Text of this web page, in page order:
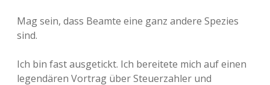
Mag sein, dass Beamte eine ganz andere Spezies
sind.
Ich bin fast ausgetickt. Ich bereitete mich auf einen
legendären Vortrag über Steuerzahler und